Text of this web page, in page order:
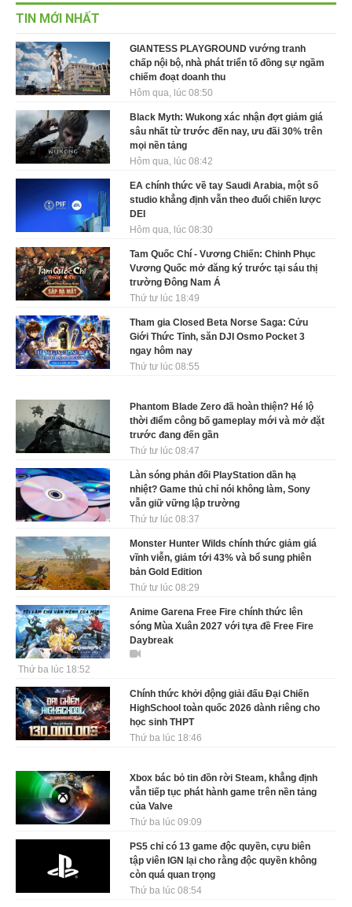
TIN MỚI NHẤT
GIANTESS PLAYGROUND vướng tranh
chấp nội bộ, nhà phát triển tố đồng sự ngầm
chiếm đoạt doanh thu
Hôm qua, lúc 08:50
Black Myth: Wukong xác nhận đợt giảm giá
sâu nhất từ trước đến nay, ưu đãi 30% trên
mọi nền tảng
Hôm qua, lúc 08:42
EA chính thức về tay Saudi Arabia, một số
studio khẳng định vẫn theo đuổi chiến lược
DEI
Hôm qua, lúc 08:30
Tam Quốc Chí - Vương Chiến: Chinh Phục
Vương Quốc mở đăng ký trước tại sáu thị
trường Đông Nam Á
Thứ tư lúc 18:49
Tham gia Closed Beta Norse Saga: Cửu
Giới Thức Tỉnh, săn DJI Osmo Pocket 3
ngay hôm nay
Thứ tư lúc 08:55
Phantom Blade Zero đã hoàn thiện? Hé lộ
thời điểm công bố gameplay mới và mở đặt
trước đang đến gần
Thứ tư lúc 08:47
Làn sóng phản đối PlayStation dần hạ
nhiệt? Game thủ chỉ nói không làm, Sony
vẫn giữ vững lập trường
Thứ tư lúc 08:37
Monster Hunter Wilds chính thức giảm giá
vĩnh viễn, giảm tới 43% và bổ sung phiên
bản Gold Edition
Thứ tư lúc 08:29
Anime Garena Free Fire chính thức lên
sóng Mùa Xuân 2027 với tựa đề Free Fire
Daybreak
Thứ ba lúc 18:52
Chính thức khởi động giải đấu Đại Chiến
HighSchool toàn quốc 2026 dành riêng cho
học sinh THPT
Thứ ba lúc 18:46
Xbox bác bỏ tin đồn rời Steam, khẳng định
vẫn tiếp tục phát hành game trên nền tảng
của Valve
Thứ ba lúc 09:09
PS5 chỉ có 13 game độc quyền, cựu biên
tập viên IGN lại cho rằng độc quyền không
còn quá quan trọng
Thứ ba lúc 08:54